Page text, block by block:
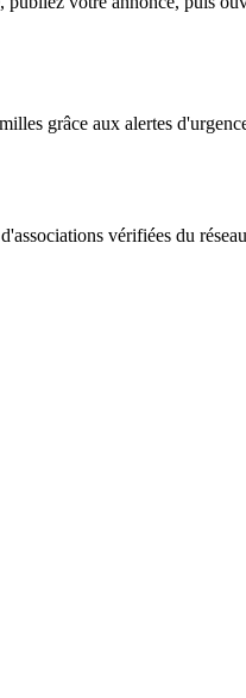
grâce aux alertes
vérifiées du